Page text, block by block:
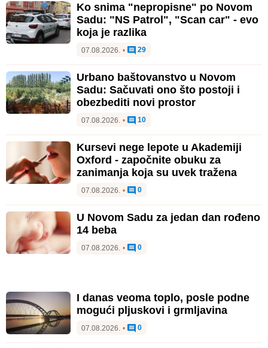
Ko snima "nepropisne" po Novom
Sadu: "NS Patrol", "Scan car" - evo
koja je razlika
07.08.2026. • 29
Urbano baštovanstvo u Novom
Sadu: Sačuvati ono što postoji i
obezbediti novi prostor
07.08.2026. • 10
Kursevi nege lepote u Akademiji
Oxford - započnite obuku za
zanimanja koja su uvek tražena
07.08.2026. • 0
U Novom Sadu za jedan dan rođeno
14 beba
07.08.2026. • 0
I danas veoma toplo, posle podne
mogući pljuskovi i grmljavina
07.08.2026. • 0